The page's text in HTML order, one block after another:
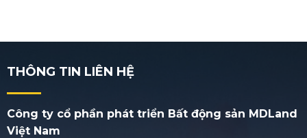
THÔNG TIN LIÊN HỆ
Công ty cổ phần phát triển Bất động sản MDLand
Việt Nam